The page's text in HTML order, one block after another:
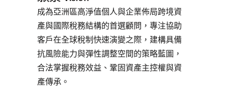
成為亞洲區高淨值個人與企業佈局跨境資
產與國際稅務結構的首選顧問，專注協助
客戶在全球稅制快速演變之際，建構具備
抗風險能力與彈性調整空間的策略藍圖，
合法掌握稅務效益、鞏固資產主控權與資
產傳承。